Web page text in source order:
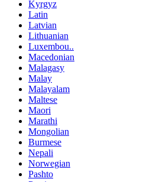
Kyrgyz
Latin
Latvian
Lithuanian
Luxembou..
Macedonian
Malagasy
Malay
Malayalam
Maltese
Maori
Marathi
Mongolian
Burmese
Nepali
Norwegian
Pashto